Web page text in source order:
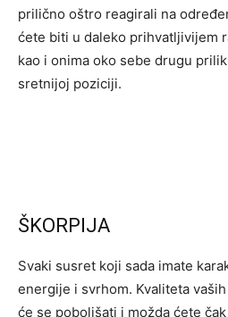
prilično oštro reagirali na
ćete biti u daleko prihvatljivijem
kao i onima oko sebe drugu
sretnijoj poziciji.
ŠKORPIJA
Svaki susret koji sada imate
energije i svrhom. Kvaliteta
će se poboljšati i možda ćete